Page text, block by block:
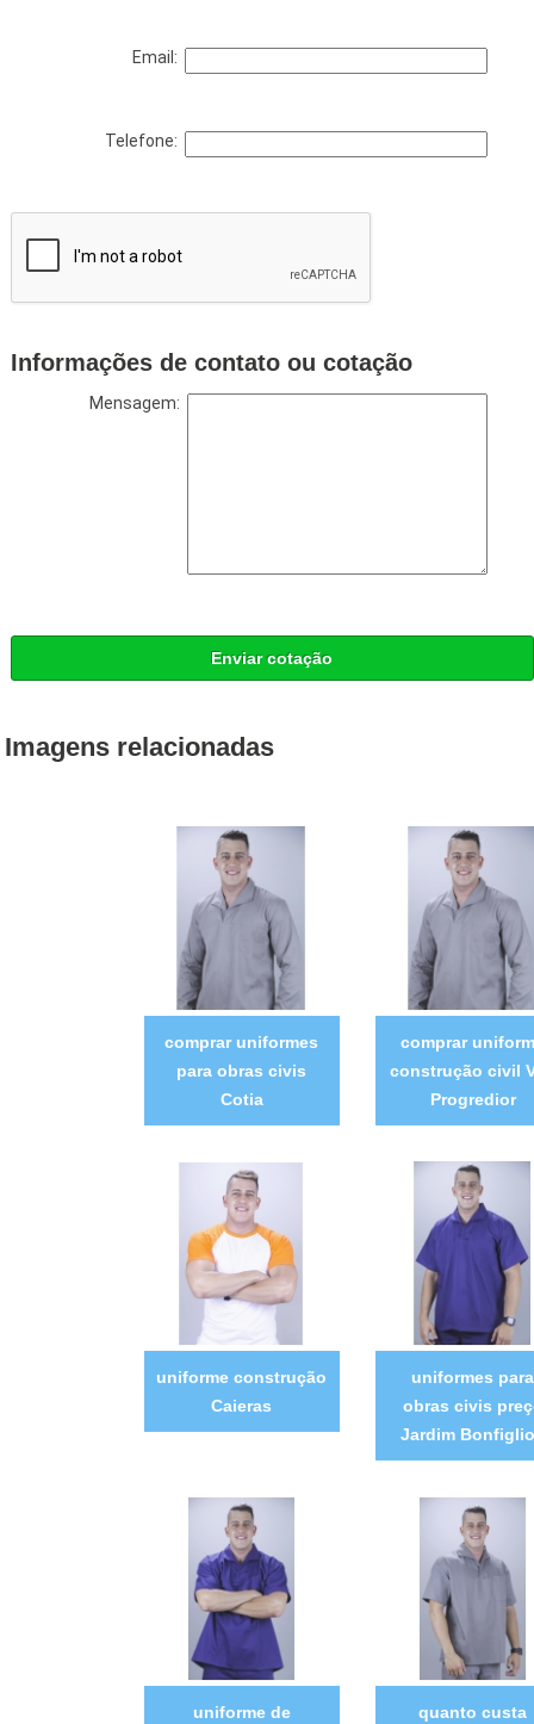
Email:
Telefone:
Informações de contato ou cotação
Mensagem:
Enviar cotação
Imagens relacionadas
comprar uniformes
para obras civis
Cotia
comprar
construção civil
Progredior
uniforme construção
Caieras
uniformes para
obras civis
Jardim
uniforme de
quanto custa